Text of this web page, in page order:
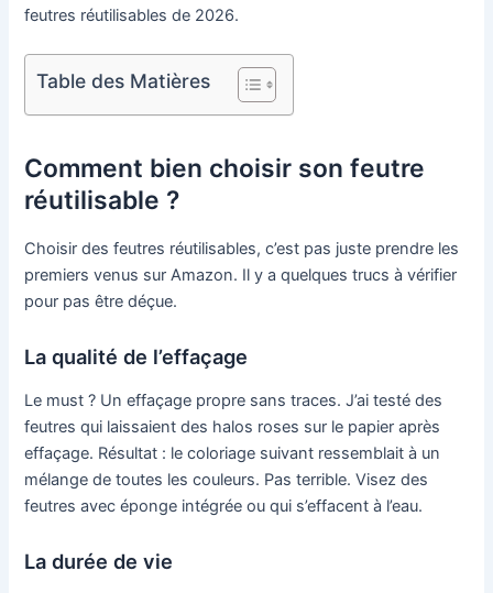
feutres réutilisables de 2026.
Table des Matières
Comment bien choisir son feutre
réutilisable ?
Choisir des feutres réutilisables, c’est pas juste prendre les
premiers venus sur Amazon. Il y a quelques trucs à vérifier
pour pas être déçue.
La qualité de l’effaçage
Le must ? Un effaçage propre sans traces. J’ai testé des
feutres qui laissaient des halos roses sur le papier après
effaçage. Résultat : le coloriage suivant ressemblait à un
mélange de toutes les couleurs. Pas terrible. Visez des
feutres avec éponge intégrée ou qui s’effacent à l’eau.
La durée de vie